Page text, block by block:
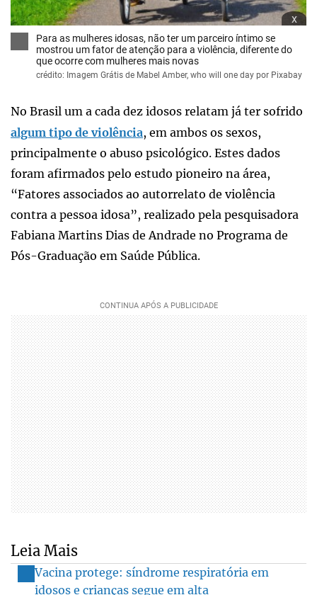
x
Para as mulheres idosas, não ter um parceiro íntimo se
mostrou um fator de atenção para a violência, diferente do
que ocorre com mulheres mais novas
crédito: Imagem Grátis de Mabel Amber, who will one day por Pixabay
No Brasil um a cada dez idosos relatam já ter sofrido
algum tipo de violência, em ambos os sexos,
principalmente o abuso psicológico. Estes dados
foram afirmados pelo estudo pioneiro na área,
“Fatores associados ao autorrelato de violência
contra a pessoa idosa”, realizado pela pesquisadora
Fabiana Martins Dias de Andrade no Programa de
Pós-Graduação em Saúde Pública.
Leia Mais
Vacina protege: síndrome respiratória em
idosos e crianças segue em alta